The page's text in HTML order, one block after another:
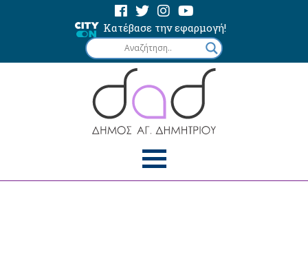
Κατέβασε την εφαρμογή!